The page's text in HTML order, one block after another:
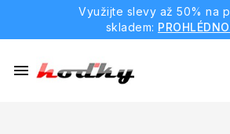
Využijte slevy až 50% na
skladem:
menu